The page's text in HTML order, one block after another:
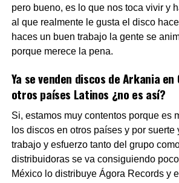
pero bueno, es lo que nos toca vivir y
al que realmente le gusta el disco
haces un buen trabajo la gente se
porque merece la pena.
Ya se venden discos de Arkania
otros países Latinos ¿no es así?
Si, estamos muy contentos porque es
los discos en otros países y por suerte
trabajo y esfuerzo tanto del grupo
distribuidoras se va consiguiendo
México lo distribuye Ágora Records y